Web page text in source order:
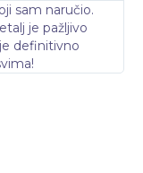
sam naručio.
je pažljivo
definitivno